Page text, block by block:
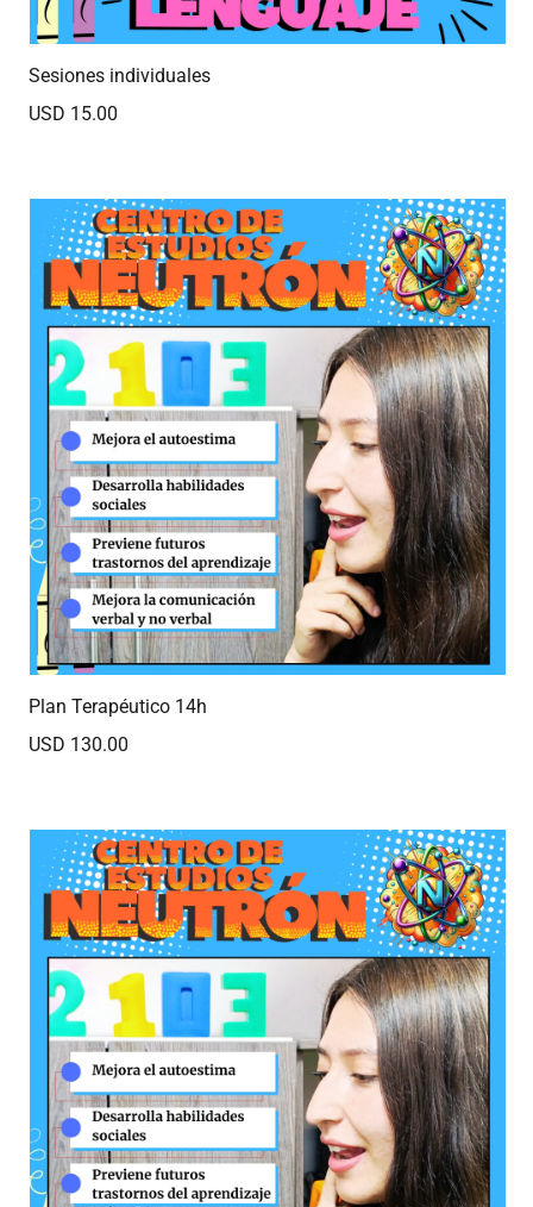
Sesiones individuales
USD 15.00
Plan Terapéutico 14h
USD 130.00